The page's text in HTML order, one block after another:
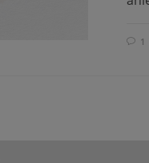
1